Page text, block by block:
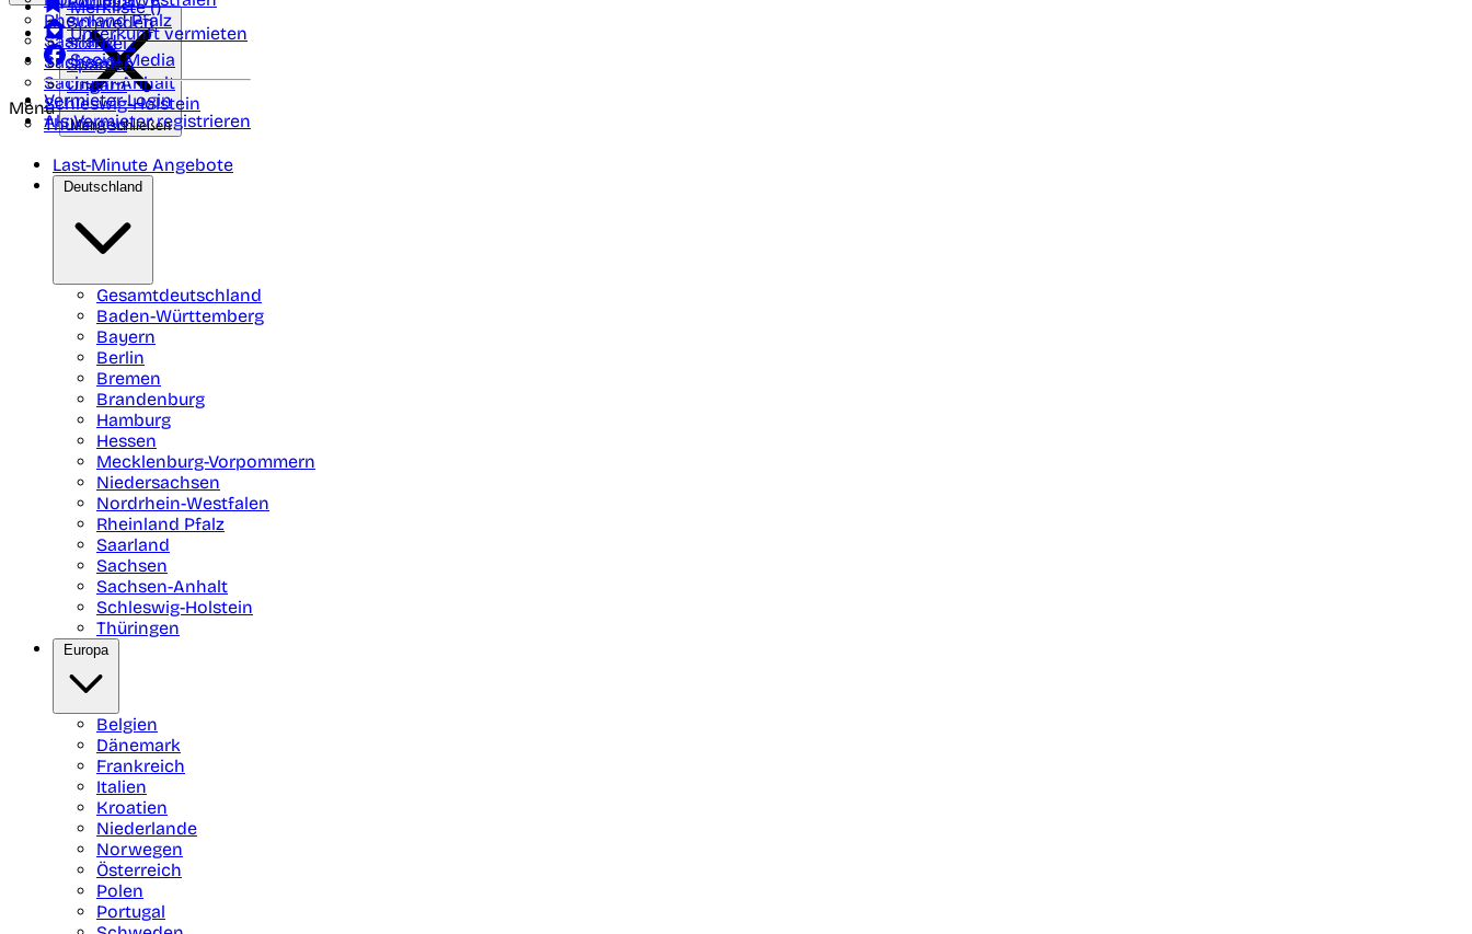
Rheinland Pfalz
Saarland
Sachsen
Sachsen-Anhalt
Schleswig-Holstein
Thüringen
Schweden
Schweiz
Spanien
Ungarn
Merkliste ()
Unterkunft vermieten
Social Media
Vermieter-Login
Als Vermieter registrieren
Menü
Menü schließen
Last-Minute Angebote
Deutschland
Gesamtdeutschland
Baden-Württemberg
Bayern
Berlin
Bremen
Brandenburg
Hamburg
Hessen
Mecklenburg-Vorpommern
Niedersachsen
Nordrhein-Westfalen
Rheinland Pfalz
Saarland
Sachsen
Sachsen-Anhalt
Schleswig-Holstein
Thüringen
Europa
Belgien
Dänemark
Frankreich
Italien
Kroatien
Niederlande
Norwegen
Österreich
Polen
Portugal